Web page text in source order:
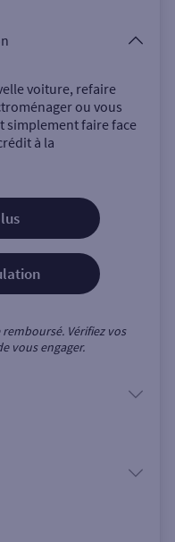
voiture, refaire
ou vous
simplement faire face
à la
Vérifiez vos
vous engager.